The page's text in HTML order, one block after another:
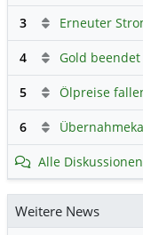
3
4
5
6
Alle Diskussionen
Weitere News